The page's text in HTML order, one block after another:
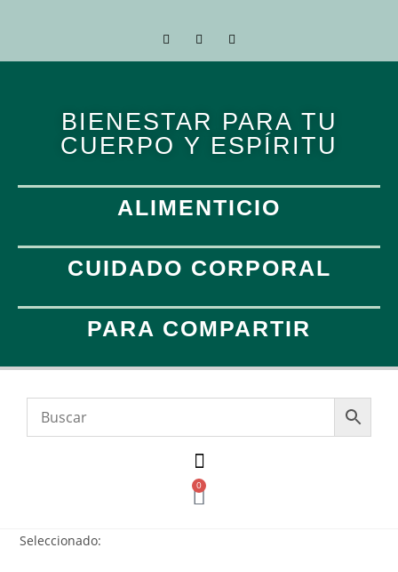
BIENESTAR PARA TU
CUERPO Y ESPÍRITU
ALIMENTICIO
CUIDADO CORPORAL
PARA COMPARTIR
0
Seleccionado: